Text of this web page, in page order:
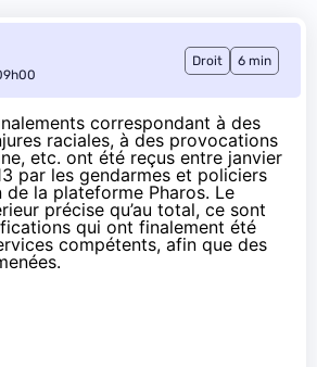
Droit 6 min
correspondant à des
raciales, à des provocations
etc. ont été reçus entre janvier
par les gendarmes et policiers
de la plateforme Pharos. Le
précise qu’au total, ce sont
qui ont finalement été
compétents, afin que des